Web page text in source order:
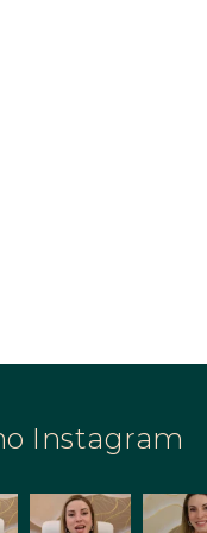
Instagram